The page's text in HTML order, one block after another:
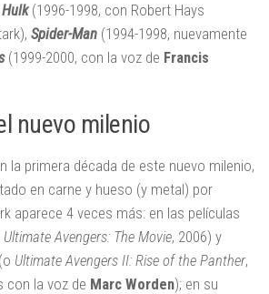
(1996-1998, con Robert Hays
Spider-Man (1994-1998, nuevamente
(1999-2000, con la voz de Francis
nuevo milenio
la primera década de este nuevo milenio,
en carne y hueso (y metal) por
aparece 4 veces más: en las películas
Ultimate Avengers: The Movie, 2006) y
Ultimate Avengers II: Rise of the Panther,
con la voz de Marc Worden); en su